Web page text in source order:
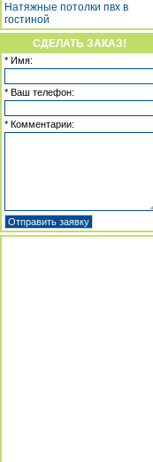
Натяжные потолки пвх в
гостиной
СДЕЛАТЬ ЗАКАЗ!
* Имя:
* Ваш телефон:
* Комментарии: